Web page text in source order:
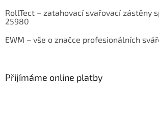
RollTect – zatahovací svařovací zástěny
25980
EWM – vše o značce profesionálních
Přijímáme online platby